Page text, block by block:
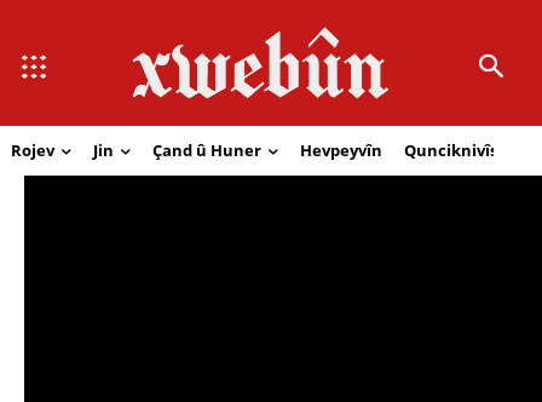
Rojev Jin Çand û Huner Hevpeyvîn Qunciknivîs